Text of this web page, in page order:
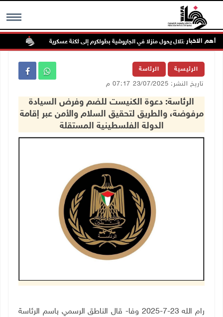
MENU أهم الاخبارالاحتلال يحول منزلا في الجاروشية بطولكرم إلى ثكنة عسكرية
الرئيسية الرئاسة
تاريخ النشر: 23/07/2025 07:17 م
الرئاسة: دعوة الكنيست للضم وفرض السيادة
مرفوضة، والطريق لتحقيق السلام والأمن عبر إقامة
الدولة الفلسطينية المستقلة
رام الله 23-7-2025 وفا- قال الناطق الرسمي باسم الرئاسة